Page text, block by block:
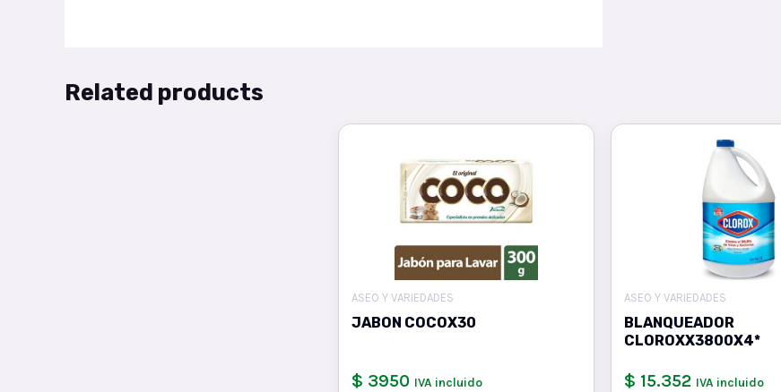
Related products
ASEO Y VARIEDADES
JABON COCOX30
$ 3950 IVA incluido
ASEO Y VARIEDADES
BLANQUEADOR
CLOROXX3800X4*
$ 15.352 IVA incluido